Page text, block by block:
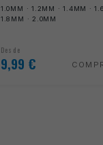
1.0MM · 1.2MM · 1.4MM ·
1.8MM · 2.0MM
Desde
9,99 €